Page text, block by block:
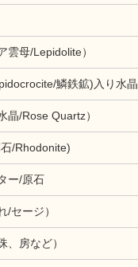
雲母/Lepidolite）
鱗鉄鉱)入り水晶
晶/Rose Quartz）
/Rhodonite)
ー/原石
/セージ）
、房など）